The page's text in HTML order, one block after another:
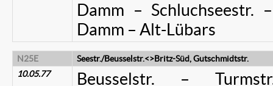
Damm – Schluchseestr.
Damm – Alt-Lübars
N25E Seestr./Beusselstr.<>Britz-Süd, Gutschmidtstr.
10.05.77
Beusselstr. –